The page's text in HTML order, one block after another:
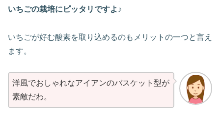
いちごの栽培にピッタリですよ♪
いちごが好む酸素を取り込めるのもメリットの一つと言え
ます。
洋風でおしゃれなアイアンのバスケット型が
素敵だわ。